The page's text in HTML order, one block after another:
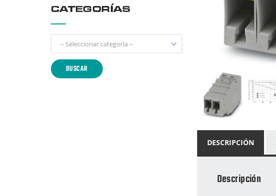
DESCRIPCIÓN
Descripción
CATEGORÍAS
-- Seleccionar categoría --
BUSCAR